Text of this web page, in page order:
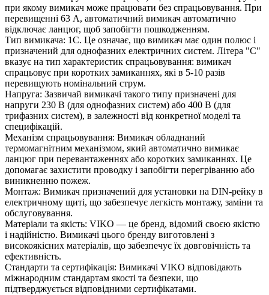
при якому вимикач може працювати без спрацьовування. При
перевищенні 63 А, автоматичний вимикач автоматично
відключає ланцюг, щоб запобігти пошкодженням.
Тип вимикача: 1C. Це означає, що вимикач має один полюс і
призначений для однофазних електричних систем. Літера "C"
вказує на тип характеристик спрацьовування: вимикач
спрацьовує при коротких замиканнях, які в 5-10 разів
перевищують номінальний струм.
Напруга: Зазвичай вимикачі такого типу призначені для
напруги 230 В (для однофазних систем) або 400 В (для
трифазних систем), в залежності від конкретної моделі та
специфікацій.
Механізм спрацьовування: Вимикач обладнаний
термомагнітним механізмом, який автоматично вимикає
ланцюг при перевантаженнях або коротких замиканнях. Це
допомагає захистити проводку і запобігти перегріванню або
виникненню пожеж.
Монтаж: Вимикач призначений для установки на DIN-рейку в
електричному щиті, що забезпечує легкість монтажу, заміни та
обслуговування.
Матеріали та якість: VIKO — це бренд, відомий своєю якістю
і надійністю. Вимикачі цього бренду виготовлені з
високоякісних матеріалів, що забезпечує їх довговічність та
ефективність.
Стандарти та сертифікація: Вимикачі VIKO відповідають
міжнародним стандартам якості та безпеки, що
підтверджується відповідними сертифікатами.